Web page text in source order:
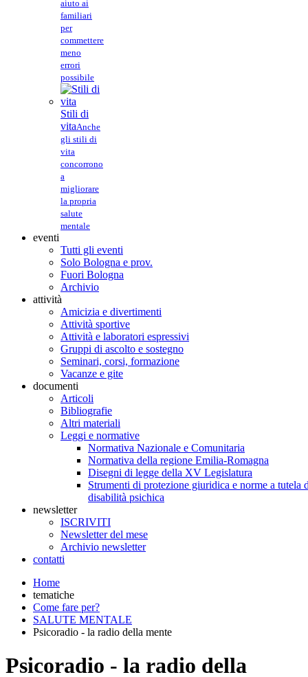
aiuto ai
familiari
per
commettere
meno
errori
possibile
Stili di
vitaAnche
gli stili di
vita
concorrono
a
migliorare
la propria
salute
mentale
eventi
Tutti gli eventi
Solo Bologna e prov.
Fuori Bologna
Archivio
attività
Amicizia e divertimenti
Attività sportive
Attività e laboratori espressivi
Gruppi di ascolto e sostegno
Seminari, corsi, formazione
Vacanze e gite
documenti
Articoli
Bibliografie
Altri materiali
Leggi e normative
Normativa Nazionale e Comunitaria
Normativa della regione Emilia-Romagna
Disegni di legge della XV Legislatura
Strumenti di protezione giuridica e norme a tutela
disabilità psichica
newsletter
ISCRIVITI
Newsletter del mese
Archivio newsletter
contatti
Home
tematiche
Come fare per?
SALUTE MENTALE
Psicoradio - la radio della mente
Psicoradio - la radio della